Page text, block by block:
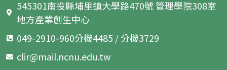
545301南投縣埔里鎮大學路470號 管理學院308室
地方產業創生中心
049-2910-960分機4485 / 分機3729
clir@mail.ncnu.edu.tw